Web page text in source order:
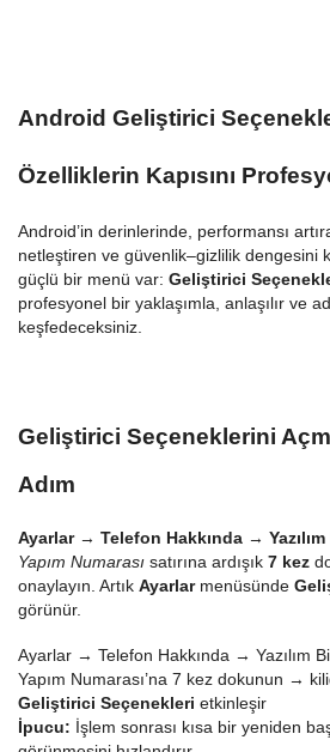
Android Geliştirici
Özelliklerin Kapısını
Android’in derinlerinde, performansı
netleştiren ve güvenlik–gizlilik dengesini
güçlü bir menü var: Geliştirici
profesyonel bir yaklaşımla, anlaşılır ve
keşfedeceksiniz.
Geliştirici Seçeneklerini
Adım
Ayarlar→ Telefon Hakkında →
Yapım Numarası satırına ardışık 7 kez
onaylayın. Artık Ayarlarmenüsünde
görünür.
Ayarlar → Telefon Hakkında → Yazılım
Yapım Numarası’na 7 kez dokunun →
Geliştirici Seçenekleri etkinleşir
İpucu: İşlem sonrası kısa bir yeniden